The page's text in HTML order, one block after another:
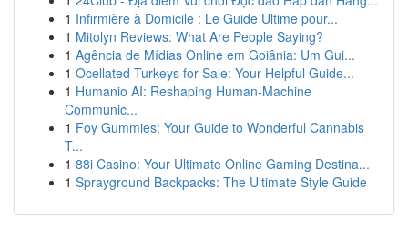
1 Infirmière à Domicile : Le Guide Ultime pour...
1 Mitolyn Reviews: What Are People Saying?
1 Agência de Mídias Online em Goiânia: Um Gui...
1 Ocellated Turkeys for Sale: Your Helpful Guide...
1 Humanio AI: Reshaping Human-Machine
Communic...
1 Foy Gummies: Your Guide to Wonderful Cannabis
T...
1 88i Casino: Your Ultimate Online Gaming Destina...
1 Sprayground Backpacks: The Ultimate Style Guide